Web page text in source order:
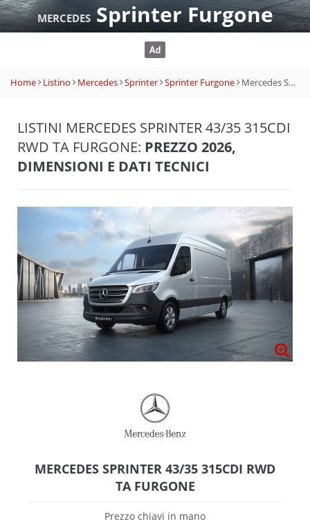
MERCEDESSprinter Furgone
Home Listino Mercedes Sprinter Sprinter Furgone Mercedes Sprinter 43/35 315CDI RWD TA Furgone
LISTINI MERCEDES SPRINTER 43/35 315CDI
RWD TA FURGONE: PREZZO 2026,
DIMENSIONI E DATI TECNICI
MERCEDES SPRINTER 43/35 315CDI RWD
TA FURGONE
Prezzo chiavi in mano